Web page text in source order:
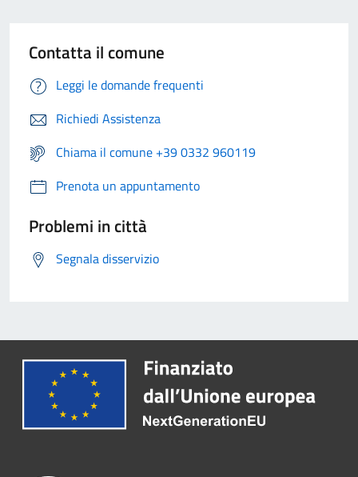
Contatta il comune
Leggi le domande frequenti
Richiedi Assistenza
Chiama il comune +39 0332 960119
Prenota un appuntamento
Problemi in città
Segnala disservizio